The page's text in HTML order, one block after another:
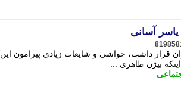
آسانی
قرار داشت، حواشی و شایعات زیادی پیرامون این
بیژن طاهری ...